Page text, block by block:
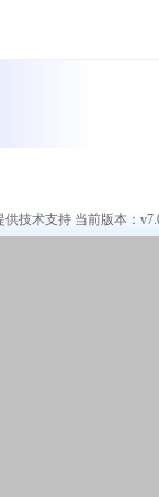
技术支持 当前版本：